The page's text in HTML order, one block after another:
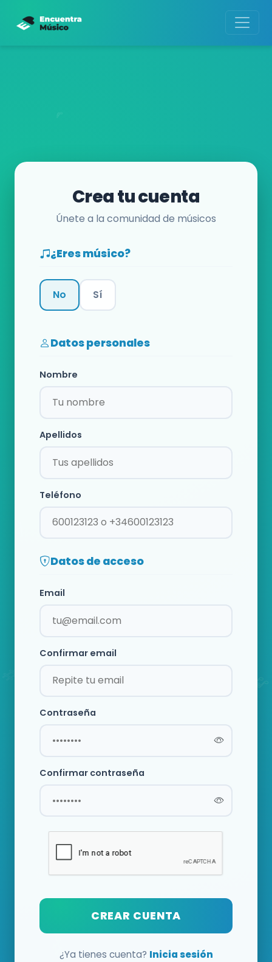
Crea tu cuenta
Únete a la comunidad de músicos
¿Eres músico?
No Sí
Datos personales
Nombre
Apellidos
Teléfono
Datos de acceso
Email
Confirmar email
Contraseña
Confirmar contraseña
CREAR CUENTA
¿Ya tienes cuenta? Inicia sesión